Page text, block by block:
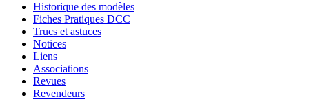
Historique des modèles
Fiches Pratiques DCC
Trucs et astuces
Notices
Liens
Associations
Revues
Revendeurs